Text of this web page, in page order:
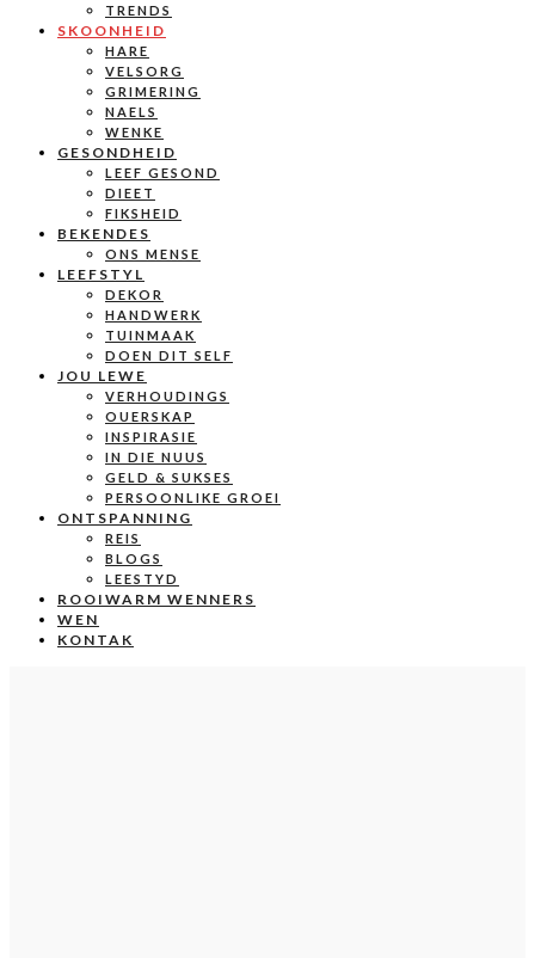
TRENDS
SKOONHEID
HARE
VELSORG
GRIMERING
NAELS
WENKE
GESONDHEID
LEEF GESOND
DIEET
FIKSHEID
BEKENDES
ONS MENSE
LEEFSTYL
DEKOR
HANDWERK
TUINMAAK
DOEN DIT SELF
JOU LEWE
VERHOUDINGS
OUERSKAP
INSPIRASIE
IN DIE NUUS
GELD & SUKSES
PERSOONLIKE GROEI
ONTSPANNING
REIS
BLOGS
LEESTYD
ROOIWARM WENNERS
WEN
KONTAK